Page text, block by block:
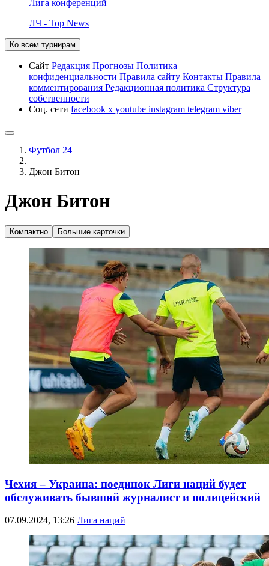
Лига конференций
ЛЧ - Top News
Ко всем турнирам
Сайт Редакция Прогнозы Политика
конфиденциальности Правила сайту Контакты Правила
комментирования Редакционная политика Структура
собственности
Соц. сети facebook x youtube instagram telegram viber
Футбол 24
Джон Битон
Джон Битон
Компактно Большие карточки
Чехия – Украина: поединок Лиги наций будет
обслуживать бывший журналист и полицейский
07.09.2024, 13:26 Лига наций